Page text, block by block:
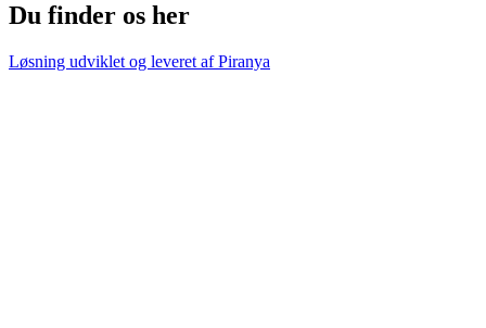
Du finder os her
Løsning udviklet og leveret afPiranya